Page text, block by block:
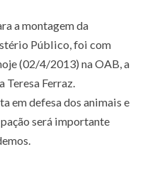
a montagem da
Público, foi com
(02/4/2013) na OAB, a
Ferraz.
em defesa dos animais e
será importante